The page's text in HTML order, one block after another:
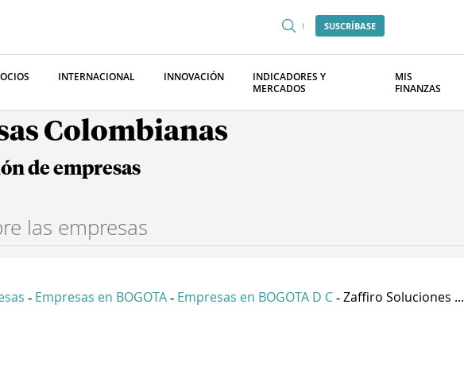
SUSCRÍBASE
INTERNACIONAL INNOVACIÓN
INDICADORES Y
MERCADOS
MIS
FINANZAS
Colombianas
de empresas
- Empresas en BOGOTA - Empresas en BOGOTA D C - Zaffiro Soluciones ...